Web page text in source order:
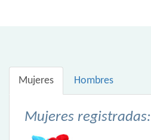
Mujeres Hombres
Mujeres registradas: